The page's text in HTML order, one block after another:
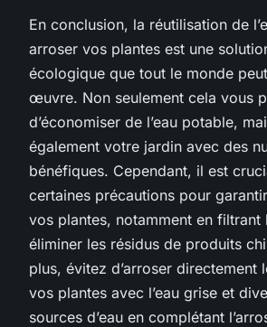
En conclusion, la réutilisation de
arroser vos plantes est une
écologique que tout le monde
œuvre. Non seulement cela vous
d’économiser de l’eau potable,
également votre jardin avec des
bénéfiques. Cependant, il est
certaines précautions pour
vos plantes, notamment en filtrant
éliminer les résidus de produits
plus, évitez d’arroser directement
vos plantes avec l’eau grise et
sources d’eau en complétant